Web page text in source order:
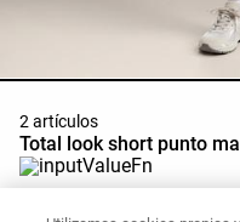
2 artículos
Total look short punto